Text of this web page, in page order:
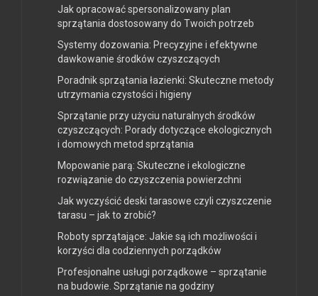
Jak opracować spersonalizowany plan
sprzątania dostosowany do Twoich potrzeb
Systemy dozowania: Precyzyjne i efektywne
dawkowanie środków czyszczących
Poradnik sprzątania łazienki: Skuteczne metody
utrzymania czystości i higieny
Sprzątanie przy użyciu naturalnych środków
czyszczących: Porady dotyczące ekologicznych
i domowych metod sprzątania
Mopowanie parą: Skuteczne i ekologiczne
rozwiązanie do czyszczenia powierzchni
Jak wyczyścić deski tarasowe czyli czyszczenie
tarasu – jak to zrobić?
Roboty sprzątające: Jakie są ich możliwości i
korzyści dla codziennych porządków
Profesjonalne usługi porządkowe – sprzątanie
na budowie. Sprzątanie na godziny